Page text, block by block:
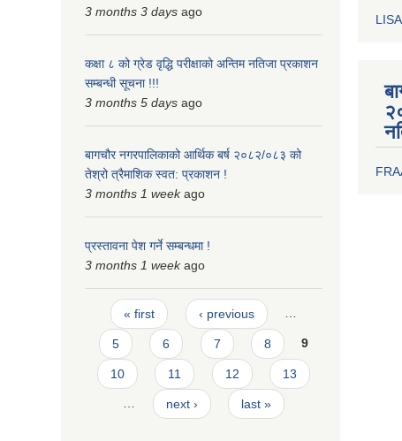
3 months 3 days ago
कक्षा ८ को ग्रेड वृद्धि परीक्षाको अन्तिम नतिजा प्रकाशन
सम्बन्धी सूचना !!!
3 months 5 days ago
बागचौर नगरपालिकाको आर्थिक बर्ष २०८२/०८३ को
तेश्रो त्रैमाशिक स्वत: प्रकाशन !
3 months 1 weekago
प्रस्तावना पेश गर्ने सम्बन्धमा !
3 months 1 weekago
Pages
« first ‹ previous …
5 6 7 8 9
10 11 12 13
… next › last »